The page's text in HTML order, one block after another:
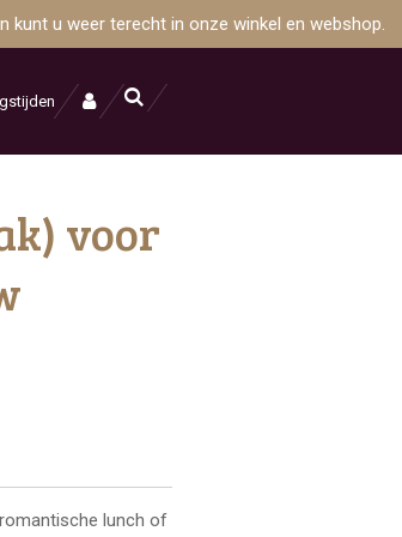
u weer terecht in onze winkel en webshop.
voor
lunch of